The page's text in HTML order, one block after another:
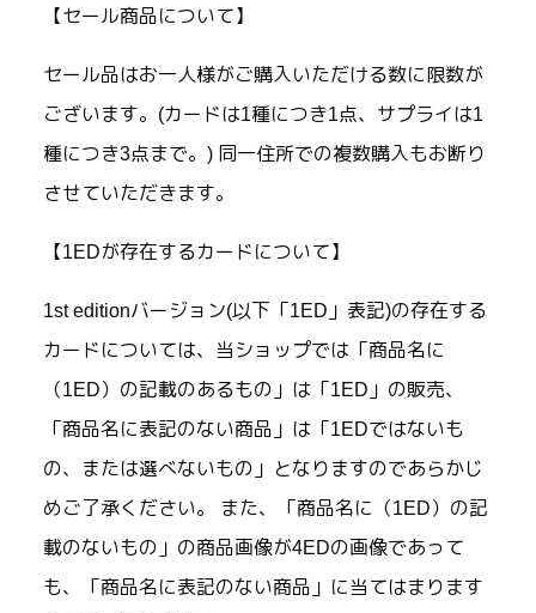
【セール商品について】
セール品はお一人様がご購入いただける数に限数が
ございます。(カードは1種につき1点、サプライは1
種につき3点まで。) 同一住所での複数購入もお断り
させていただきます。
【1EDが存在するカードについて】
1st editionバージョン(以下「1ED」表記)の存在する
カードについては、当ショップでは「商品名に
（1ED）の記載のあるもの」は「1ED」の販売、
「商品名に表記のない商品」は「1EDではないも
の、または選べないもの」となりますのであらかじ
めご了承ください。 また、「商品名に（1ED）の記
載のないもの」の商品画像が4EDの画像であって
も、「商品名に表記のない商品」に当てはまります